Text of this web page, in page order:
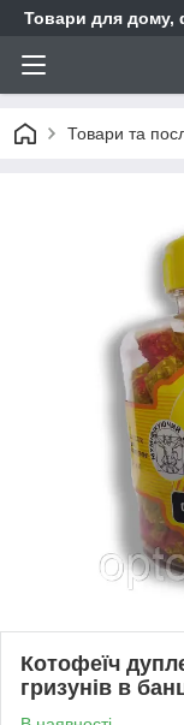
Товари для дому,
Товари та
Котофеїч
гризунів в